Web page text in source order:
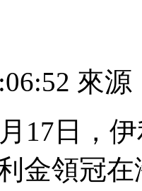
來源
日，
利金領